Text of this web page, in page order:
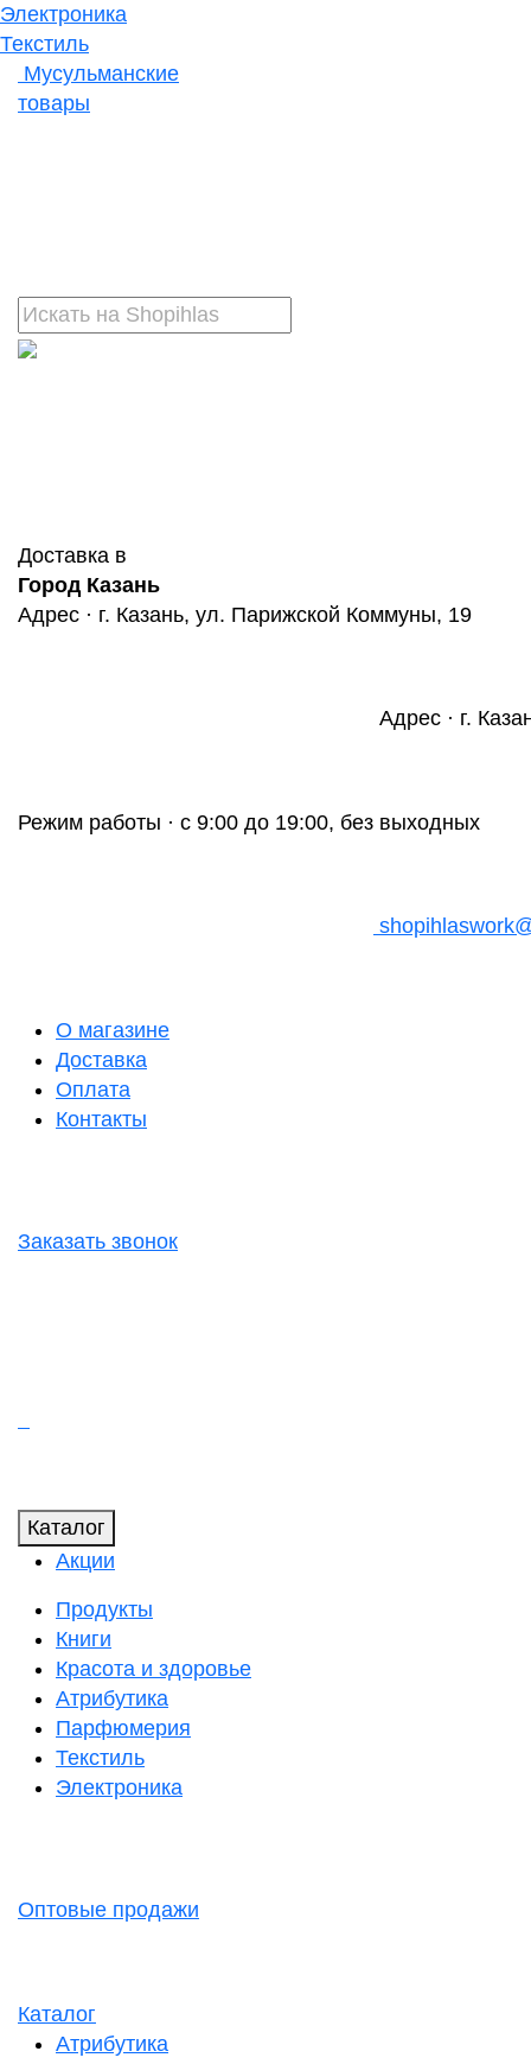
Электроника
Текстиль
Мусульманские
товары
Доставка в
Город Казань
Адрес · г. Казань, ул. Парижской Коммуны, 19
Адрес · г.
Режим работы · с 9:00 до 19:00, без выходных
О магазине
Доставка
Оплата
Контакты
Заказать звонок
Каталог
Акции
Продукты
Книги
Красота и здоровье
Атрибутика
Парфюмерия
Текстиль
Электроника
Оптовые продажи
Каталог
Атрибутика